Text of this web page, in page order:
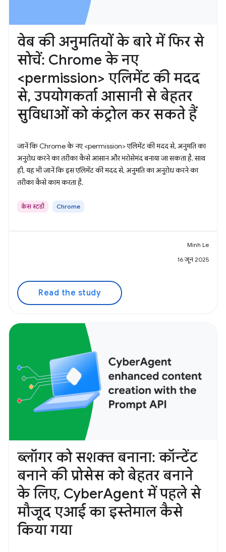
वेब की अनुमतियों के बारे में फिर से
सोचें: Chrome के नए
<permission> एलिमेंट की मदद
से, उपयोगकर्ता आसानी से बेहतर
सुविधाओं को कंट्रोल कर सकते हैं
जानें कि Chrome के नए <permission> एलिमेंट की मदद से, अनुमति का
अनुरोध करने का तरीका कैसे आसान और भरोसेमंद बनाया जा सकता है. साथ
ही, यह भी जानें कि इस एलिमेंट की मदद से, अनुमति का अनुरोध करने का
तरीका कैसे काम करता है.
केस स्टडी Chrome
Minh Le
16 जून 2025
Read the study
ब्लॉगर को सशक्त बनाना: कॉन्टेंट
बनाने की प्रोसेस को बेहतर बनाने
के लिए, CyberAgent में पहले से
मौजूद एआई का इस्तेमाल कैसे
किया गया